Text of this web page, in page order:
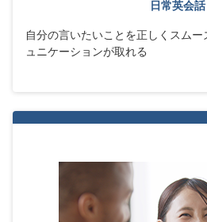
日常英会話
自分の言いたいことを正しくスムー
ュニケーションが取れる